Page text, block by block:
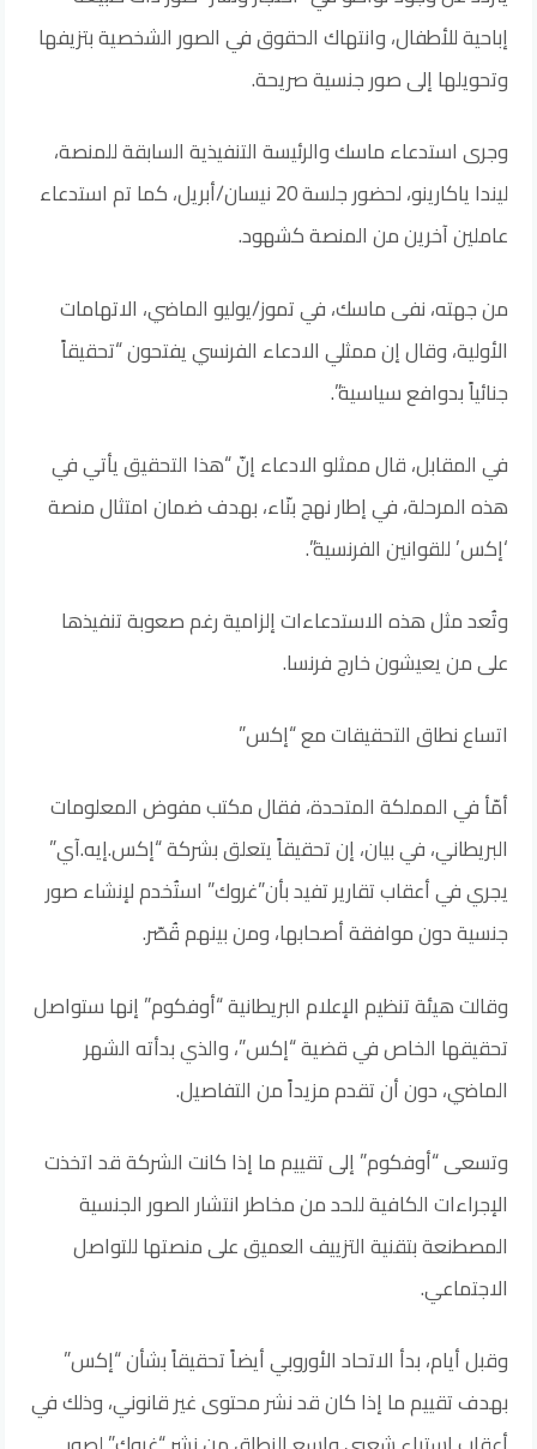
إباحية للأطفال، وانتهاك الحقوق في الصور ​الشخصية بتزيفها
وتحويلها إلى صور جنسية صريحة.
وجرى ⁠استدعاء ماسك والرئيسة التنفيذية السابقة للمنصة،
ليندا ياكارينو، لحضور جلسة 20 نيسان/أبريل، كما تم استدعاء
عاملين آخرين من المنصة كشهود.
من جهته، نفى ماسك، في تموز/يوليو الماضي، الاتهامات
‌الأولية، وقال إن ممثلي الادعاء ‌الفرنسي يفتحون “تحقيقاً
جنائياً بدوافع سياسية”.
في المقابل، قال ممثلو الادعاء إنّ “هذا التحقيق يأتي في
هذه المرحلة، في إطار نهج بنّاء، بهدف ضمان امتثال منصة
‘إكس’ للقوانين الفرنسية”.
وتُعد مثل هذه الاستدعاءات إلزامية رغم صعوبة تنفيذها
على من يعيشون خارج فرنسا.
اتساع نطاق التحقيقات مع “إكس”
أمّأ في المملكة المتحدة، فقال مكتب مفوض المعلومات
البريطاني، في بيان، إن تحقيقاً يتعلق بشركة “إكس.إيه.آي”
يجري في أعقاب تقارير تفيد بأن”غروك” استُخدم لإنشاء صور
جنسية دون موافقة أصحابها، ومن بينهم قُصّر.
وقالت هيئة تنظيم الإعلام البريطانية “أوفكوم” إنها ستواصل
تحقيقها الخاص في قضية “إكس”، والذي ‌بدأته الشهر
الماضي، دون أن تقدم مزيداً من التفاصيل.
وتسعى “أوفكوم” إلى تقييم ما إذا كانت الشركة قد اتخذت
الإجراءات الكافية للحد من ‌مخاطر انتشار الصور الجنسية
المصطنعة بتقنية التزييف العميق على منصتها للتواصل
الاجتماعي.
وقبل أيام، بدأ الاتحاد الأوروبي أيضاً تحقيقاً بشأن “إكس”
بهدف تقييم ما ​إذا كان قد نشر محتوى غير قانوني، وذلك في